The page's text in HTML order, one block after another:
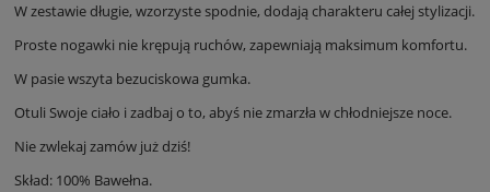
W zestawie długie, wzorzyste spodnie, dodają charakteru całej stylizacji.
Proste nogawki nie krępują ruchów, zapewniają maksimum komfortu.
W pasie wszyta bezuciskowa gumka.
Otuli Swoje ciało i zadbaj o to, abyś nie zmarzła w chłodniejsze noce.
Nie zwlekaj zamów już dziś!
Skład: 100% Bawełna.